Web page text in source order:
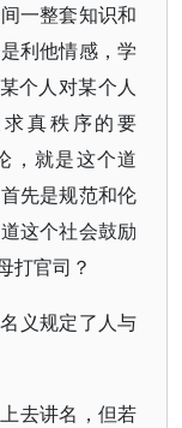
一整套知识和
利他情感，学
个人对某个人
真秩序的要
，就是这个道
先是规范和伦
这个社会鼓励
打官司？
义规定了人与
去讲名，但若